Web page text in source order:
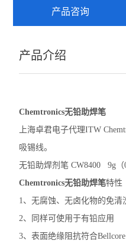
产品咨询
产品介绍
Chemtronics无铅助焊笔
上海卓君电子代理ITW
吸锡线。
无铅助焊剂笔 CW8400 9g（
Chemtronics无铅助焊笔特性
1、无腐蚀、无卤化物的免
2、同样可使用于有铅应用
3、表面绝缘阻抗符合